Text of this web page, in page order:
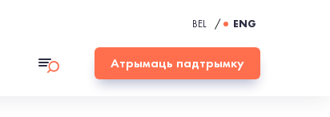
BEL / ENG
Атрымаць падтрымку